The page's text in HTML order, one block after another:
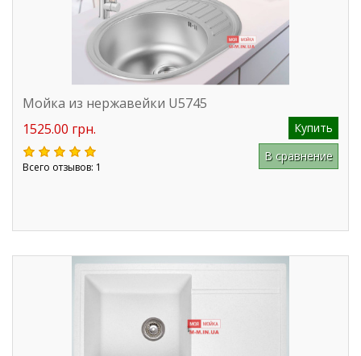
Мойка из нержавейки U5745
1525.00 грн.
Купить
Всего отзывов: 1
В сравнение